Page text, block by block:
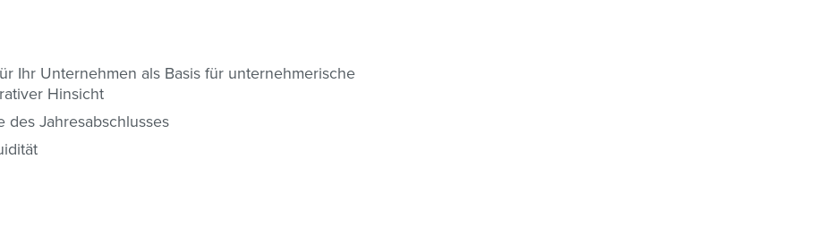
Ihr Unternehmen als Basis für unternehmerische
Hinsicht
des Jahresabschlusses